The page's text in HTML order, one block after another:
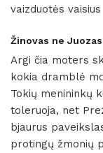
vaizduotės vaisius
Žinovas ne Juozas
Argi čia moters
kokia dramblė
Tokių menininkų
toleruoja, net
bjaurus
protingų žmonių